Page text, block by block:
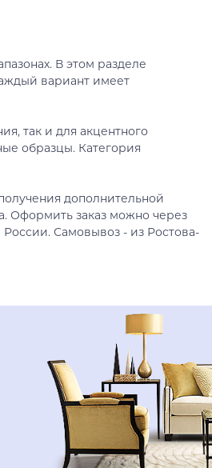
В этом разделе
вариант имеет
так и для акцентного
образцы. Категория
дополнительной
Оформить заказ можно через
России. Самовывоз - из Ростова-